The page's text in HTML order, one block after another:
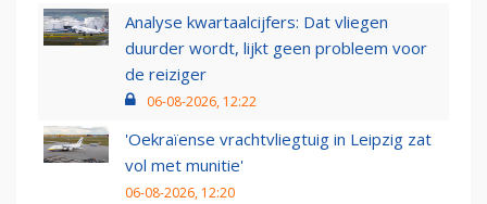
Analyse kwartaalcijfers: Dat vliegen
duurder wordt, lijkt geen probleem voor
de reiziger
06-08-2026, 12:22
'Oekraïense vrachtvliegtuig in Leipzig zat
vol met munitie'
06-08-2026, 12:20